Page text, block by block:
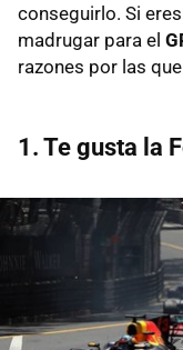
conseguirlo. Si
madrugar para el
razones por las
1. Te gusta la